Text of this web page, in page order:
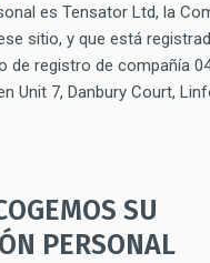
es Tensator Ltd, la
sitio, y que está
de registro de compañía
Unit 7, Danbury Court,
SU
PERSONAL